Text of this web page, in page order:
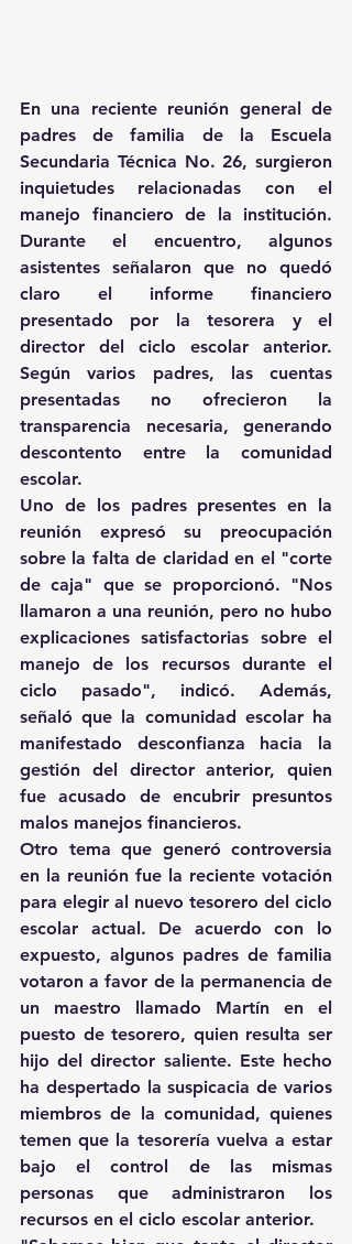
En una reciente reunión general de
padres de familia de la Escuela
Secundaria Técnica No. 26, surgieron
inquietudes relacionadas con el
manejo financiero de la institución.
Durante el encuentro, algunos
asistentes señalaron que no quedó
claro el informe financiero
presentado por la tesorera y el
director del ciclo escolar anterior.
Según varios padres, las cuentas
presentadas no ofrecieron la
transparencia necesaria, generando
descontento entre la comunidad
escolar.
Uno de los padres presentes en la
reunión expresó su preocupación
sobre la falta de claridad en el "corte
de caja" que se proporcionó. "Nos
llamaron a una reunión, pero no hubo
explicaciones satisfactorias sobre el
manejo de los recursos durante el
ciclo pasado", indicó. Además,
señaló que la comunidad escolar ha
manifestado desconfianza hacia la
gestión del director anterior, quien
fue acusado de encubrir presuntos
malos manejos financieros.
Otro tema que generó controversia
en la reunión fue la reciente votación
para elegir al nuevo tesorero del ciclo
escolar actual. De acuerdo con lo
expuesto, algunos padres de familia
votaron a favor de la permanencia de
un maestro llamado Martín en el
puesto de tesorero, quien resulta ser
hijo del director saliente. Este hecho
ha despertado la suspicacia de varios
miembros de la comunidad, quienes
temen que la tesorería vuelva a estar
bajo el control de las mismas
personas que administraron los
recursos en el ciclo escolar anterior.